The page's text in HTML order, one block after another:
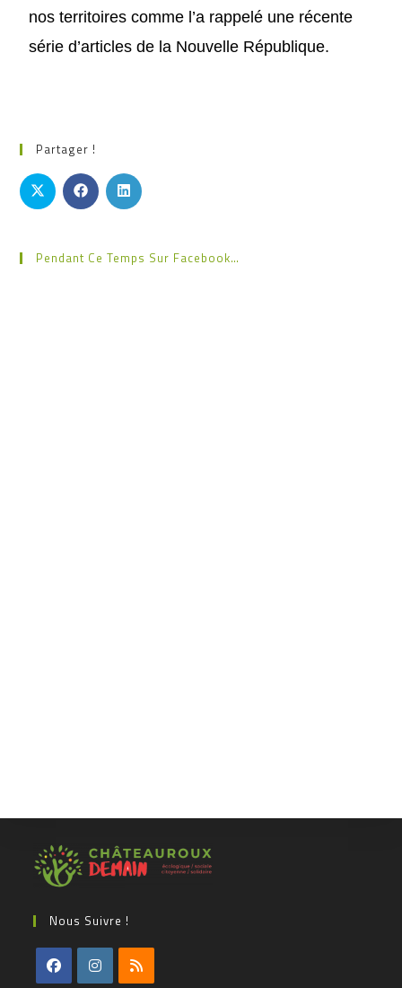
nos territoires comme l’a rappelé une récente
série d’articles de la Nouvelle République.
Partager !
Pendant Ce Temps Sur Facebook…
Nous Suivre !